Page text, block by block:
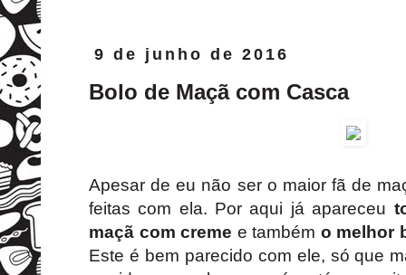
9 de junho de 2016
Bolo de Maçã com Casca
Apesar de eu não ser o maior fã de
feitas com ela. Por aqui já apareceu
maçã com creme e também o melhor
Este é bem parecido com ele, só que